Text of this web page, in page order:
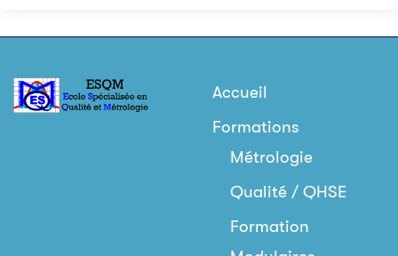
Accueil
Formations
Métrologie
Qualité / QHSE
Formation